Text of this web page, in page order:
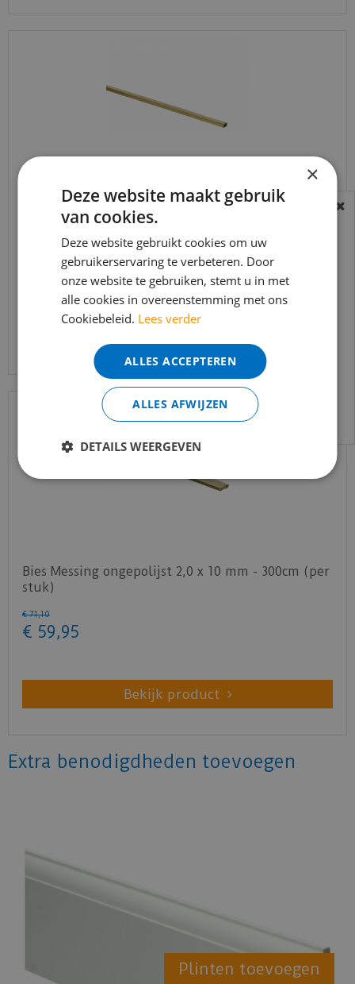
Bies Messing ongepolijst 2,5 x 4 mm - 300cm (per
95
Bies Messing ongepolijst 2,0 x 10 mm - 300cm (per
stuk)
€ 71,10
€ 59,95
Bekijk product
Extra benodigdheden toevoegen
Plinten toevoegen
BEREIKBAARHEID
In verband met de vakantie periode zijn wij
t/m 14 augustus telefonisch helaas niet
bereikbaar.
Bestelling worden uiteraard verwerkt
echter iets minder snel dan wat je van ons
gewend bent.
Voor vragen kan je ons bereiken via
info@merkvloerenwinkel.nl
×
Deze website maakt gebruik
van cookies.
Deze website gebruikt cookies om uw
gebruikerservaring te verbeteren. Door
onze website te gebruiken, stemt u in met
alle cookies in overeenstemming met ons
Cookiebeleid. Lees verder
ALLES ACCEPTEREN
ALLES AFWIJZEN
DETAILS WEERGEVEN